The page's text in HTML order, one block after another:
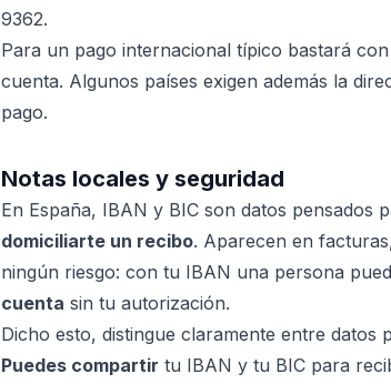
9362.
Para un pago internacional típico bastará
cuenta. Algunos países exigen además la
pago.
Notas locales y seguridad
En España, IBAN y BIC son datos pensados
domiciliarte un recibo. Aparecen en
ningún riesgo: con tu IBAN una persona
cuenta sin tu autorización.
Dicho esto, distingue claramente entre datos
Puedes compartir tu IBAN y tu BIC para